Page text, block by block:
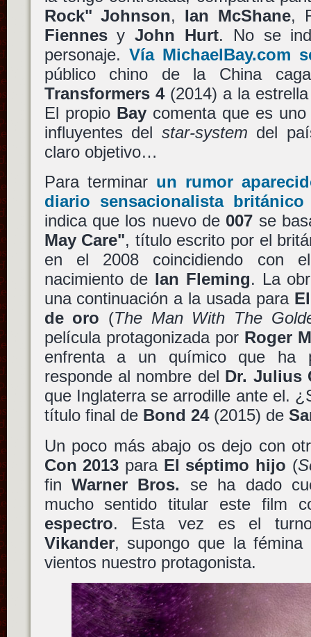
Rock" Johnson, Ian McShane,
FiennesyJohn Hurt. No se
personaje. Vía MichaelBay.com
público chino de la China
Transformers 4(2014) a la
El propio Baycomenta que es uno
influyentes del star-system del
claro objetivo…
Para terminar un rumor
diario sensacionalista
indica que los nuevo de 007 se
May Care", título escrito por el
en el 2008 coincidiendo con
nacimiento de Ian Fleming. La
una continuación a la usada para
de oro (The Man With The
película protagonizada por Roger
enfrenta a un químico que ha
responde al nombre del Dr. Julius
que Inglaterra se arrodille ante el.
título final de Bond 24(2015) de
Un poco más abajo os dejo con
Con 2013 para El séptimo hijo (
fin Warner Bros. se ha dado
mucho sentido titular este film
espectro. Esta vez es el
Vikander, supongo que la
vientos nuestro protagonista.